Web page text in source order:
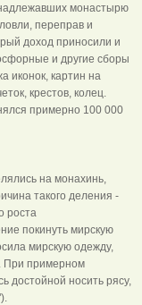
монастырю
переправ и
доход приносили и
и другие сборы
иконок, картин на
крестов, колец.
примерно 100 000
на монахинь,
такого деления -
роста
покинуть мирскую
мирскую одежду,
При примерном
достойной носить рясу,